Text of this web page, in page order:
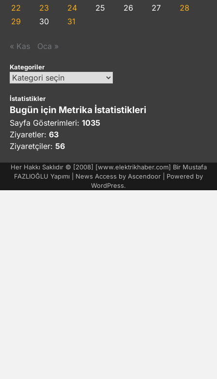
22
23 24 25 26 27
28
29
30 31
« Kas Oca »
Kategoriler
Kategoriler
İstatistikler
Bugün için Metrika İstatistikleri
Sayfa Gösterimleri: 1035
Ziyaretler: 63
Ziyaretçiler: 56
Her Hakkı Saklıdır © [2008] [www.elektrikhaber.com] Bir Mustafa
FAZLIOĞLU Yapımı | News Access by Ascendoor | Powered by
WordPress.